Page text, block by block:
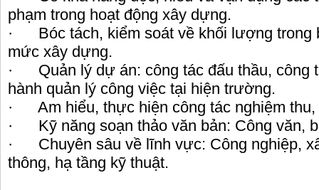
phạm trong hoạt động xây dựng.
· Bóc tách, kiểm soát về khối lượng trong
mức xây dựng.
· Quản lý dự án: công tác đấu thầu, công
hành quản lý công việc tại hiện trường.
· Am hiểu, thực hiện công tác nghiệm thu,
· Kỹ năng soạn thảo văn bản: Công văn,
· Chuyên sâu về lĩnh vực: Công nghiệp,
thông, hạ tầng kỹ thuật.